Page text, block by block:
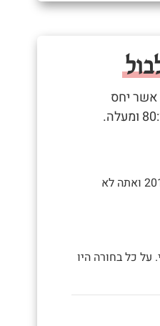
אשר יחס
- "נסעתי למנושפסט ב2018 ואתה לא
על כל בחורה היו